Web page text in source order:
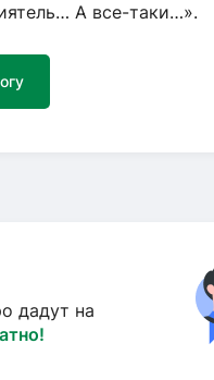
А все-таки…».
дадут на